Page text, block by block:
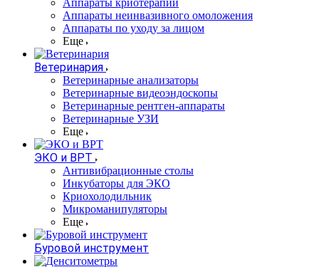
Аппараты криотерапии
Аппараты неинвазивного омоложения
Аппараты по уходу за лицом
Еще
Ветеринария
Ветеринарные анализаторы
Ветеринарные видеоэндоскопы
Ветеринарные рентген-аппараты
Ветеринарные УЗИ
Еще
ЭКО и ВРТ
Антивибрационные столы
Инкубаторы для ЭКО
Криохолодильник
Микроманипуляторы
Еще
Буровой инструмент